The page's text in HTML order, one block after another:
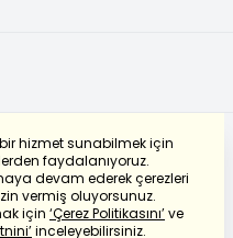
hizmet sunabilmek için
faydalanıyoruz.
devam ederek çerezleri
vermiş oluyorsunuz.
için ‘Çerez Politikasını’ve
inceleyebilirsiniz.
Translate